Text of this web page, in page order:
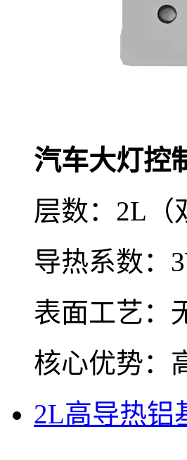
汽车大灯控
层数：2L（
导热系数：
表面工艺：
核心优势：
2L高导热铝